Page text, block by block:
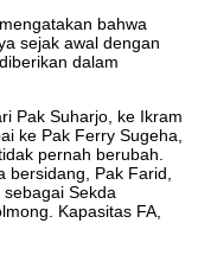
bahwa
sejak awal dengan
dalam
Pak Suharjo, ke Ikram
ke Pak Ferry Sugeha,
pernah berubah.
bersidang, Pak Farid,
Sekda
Kapasitas FA,